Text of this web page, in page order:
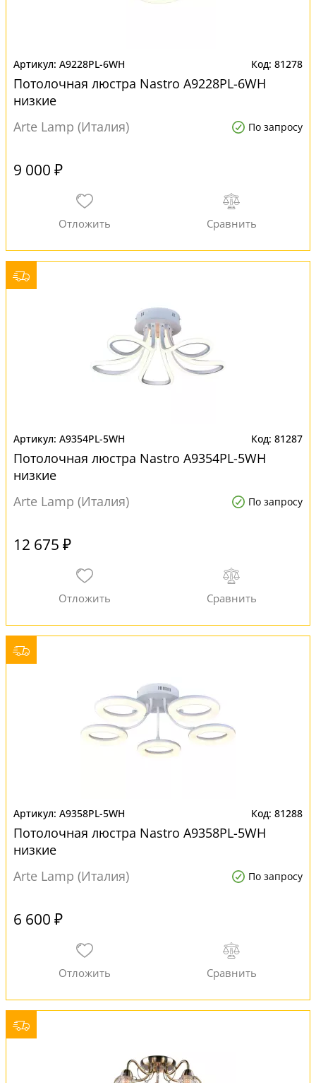
A9228PL-6WH 81278
Потолочная люстра Nastro A9228PL-6WH
низкие
Arte Lamp (Италия)
По запросу
9 000 ₽
A9354PL-5WH 81287
Потолочная люстра Nastro A9354PL-5WH
низкие
Arte Lamp (Италия)
По запросу
12 675 ₽
A9358PL-5WH 81288
Потолочная люстра Nastro A9358PL-5WH
низкие
Arte Lamp (Италия)
По запросу
6 600 ₽